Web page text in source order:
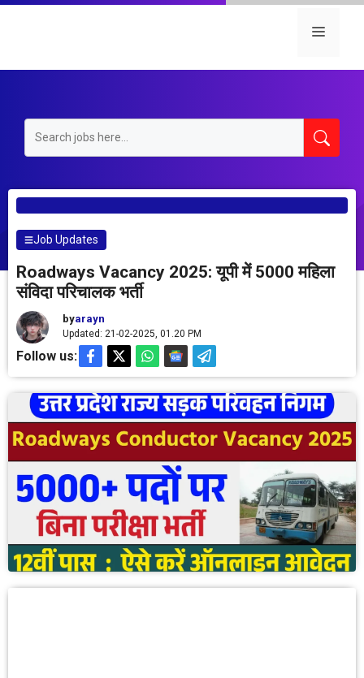
Skip
Menu
Job Updates
Roadways Vacancy 2025: यूपी में 5000 महिला
संविदा परिचालक भर्ती
byarayn
Updated: 21-02-2025, 01.20 PM
Follow us: